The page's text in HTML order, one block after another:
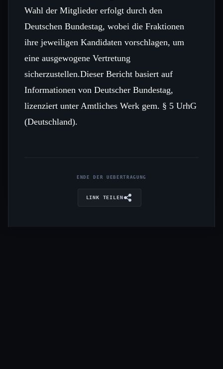
Wahl der Mitglieder erfolgt durch den
Deutschen Bundestag, wobei die Fraktionen
ihre jeweiligen Kandidaten vorschlagen, um
eine ausgewogene Vertretung
sicherzustellen.Dieser Bericht basiert auf
Informationen von Deutscher Bundestag,
lizenziert unter Amtliches Werk gem. § 5 UrhG
(Deutschland).
ENDE DER UEBERTRAGUNG
LINK TEILEN